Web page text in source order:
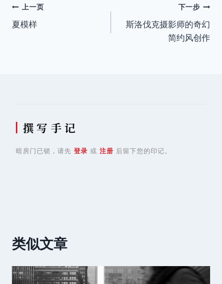
文
章
上一页
夏模样
下一步
斯洛伐克摄影师的奇幻
简约风创作
撰 写 手 记
暗房门已锁，请先 登录 或 注册 后留下您的印记。
类似文章